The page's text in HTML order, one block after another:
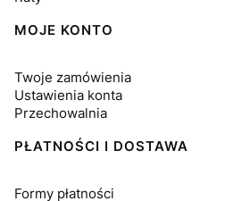
MOJE KONTO
Twoje zamówienia
Ustawienia konta
Przechowalnia
PŁATNOŚCI I DOSTAWA
Formy płatności